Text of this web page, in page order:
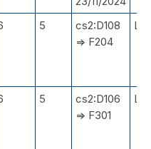
5
cs2:D108
=> F204
LT
5
cs2:D106
=> F301
LT